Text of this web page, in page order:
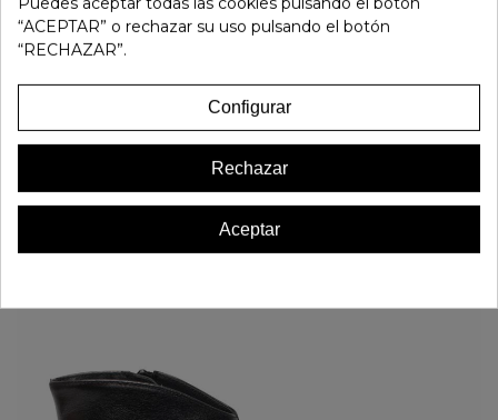
Marca: Dorking
Favorito 0
16 OTROS PRODUCTOS EN LA MISMA CATEGORÍA:
“ACEPTAR” o rechazar su uso pulsando el botón
“RECHAZAR”.
Configurar
Rechazar
Aceptar